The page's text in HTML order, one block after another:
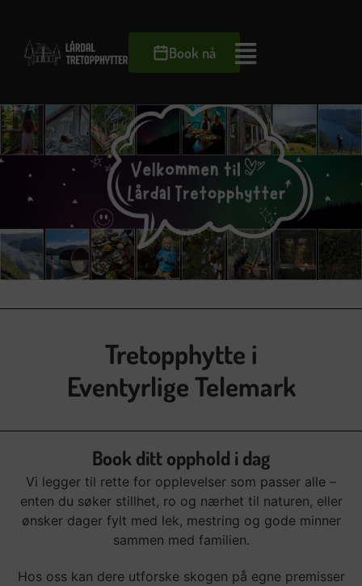
Book nå
Tretopphytte i
Eventyrlige Telemark
Book ditt opphold i dag
Vi legger til rette for opplevelser som passer alle –
enten du søker stillhet, ro og nærhet til naturen, eller
ønsker dager fylt med lek, mestring og gode minner
sammen med familien.
Hos oss kan dere utforske skogen på egne premisser